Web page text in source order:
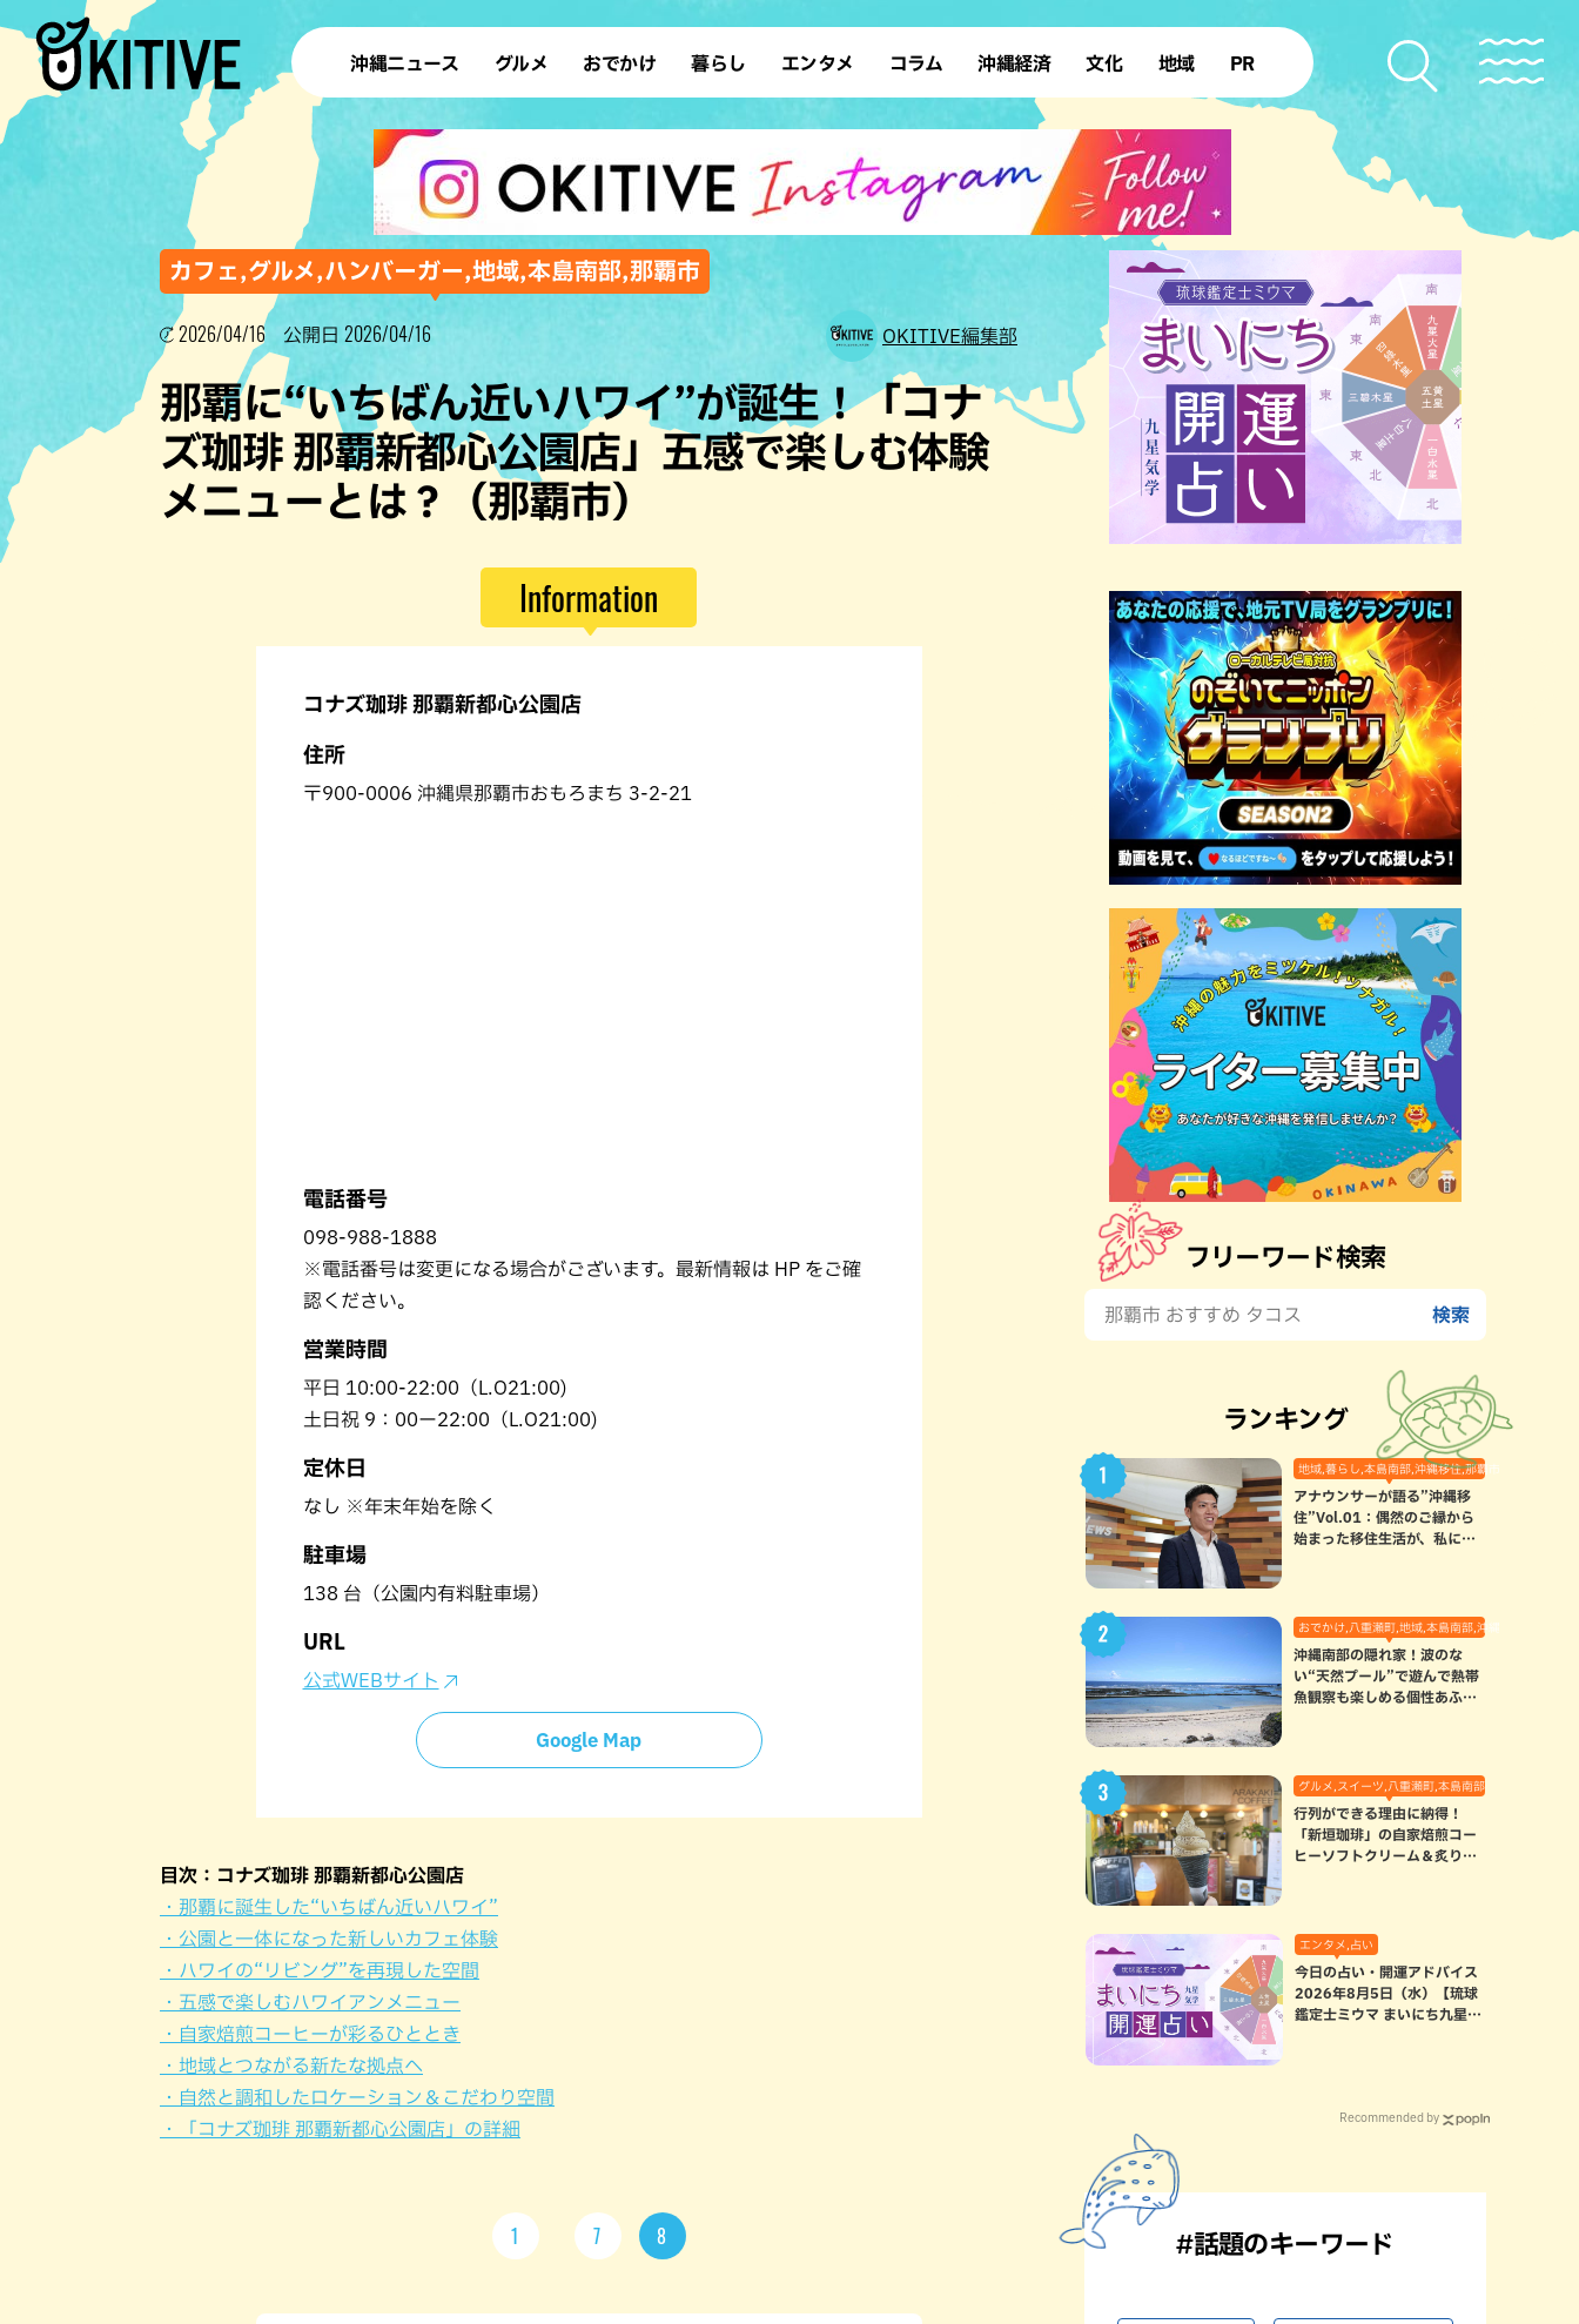
沖縄ニュース グルメ
ラーメン 沖縄そば
テイクアウト カフェ
すし・魚料理 和食・日本料理
沖縄料理 アジア・エスニック
イタリアン
ステーキ・焼肉 焼鳥・串料理
その他の肉料理 居酒屋・バー
ブッフェ・バイキング
ハンバーガー タコス・タコライス
おでかけ
デート ドライブ
散歩 ソロ活
歴史
アート
ホテル
サウナ 公園
沖縄の海
暮らし
レシピ SDGs
ファッション ローカルニュース
沖縄移住 沖縄旧暦行事
エンタメ
スポーツ 占い
タレント・芸人 テレビ
コラム 沖縄経済 文化
復帰50年
地域
本島北部 本島中部
本島南部 先島諸島
北部離島
PR
カフェ,グルメ,ハンバーガー,地域,本島南部,那覇市
2026/04/16 公開日 2026/04/16 OKITIVE編集部
那覇に“いちばん近いハワイ”が誕生！「コナ
ズ珈琲 那覇新都心公園店」五感で楽しむ体験
メニューとは？（那覇市）
Information
コナズ珈琲 那覇新都心公園店
住所
〒900-0006 沖縄県那覇市おもろまち 3-2-21
電話番号
098-988-1888
※電話番号は変更になる場合がございます。最新情報は HP をご確
認ください。
営業時間
平日 10:00-22:00（L.O21:00)
土日祝 9：00ー22:00（L.O21:00)
定休日
なし ※年末年始を除く
駐車場
138 台（公園内有料駐車場）
URL
公式WEBサイト
Google Map
目次：コナズ珈琲 那覇新都心公園店
・那覇に誕生した“いちばん近いハワイ”
・公園と一体になった新しいカフェ体験
・ハワイの“リビング”を再現した空間
・五感で楽しむハワイアンメニュー
・自家焙煎コーヒーが彩るひととき
・地域とつながる新たな拠点へ
・自然と調和したロケーション＆こだわり空間
・「コナズ珈琲 那覇新都心公園店」の詳細
1 7 8
フリーワード検索
ランキング
地域,暮らし,本島南部,沖縄移住,那覇市
アナウンサーが語る”沖縄移
住”Vol.01：偶然のご縁から
始まった移住生活が、私にと
おでかけ,八重瀬町,地域,本島南部,沖縄の海,自然
沖縄南部の隠れ家！波のな
い“天然プール”で遊んで熱帯
魚観察も楽しめる個性あふれ
グルメ,スイーツ,八重瀬町,本島南部
行列ができる理由に納得！
「新垣珈琲」の自家焙煎コー
ヒーソフトクリーム＆炙りマ
エンタメ,占い
今日の占い・開運アドバイス
2026年8月5日（水）【琉球
鑑定士ミウマ まいにち九星気
Recommended by
#話題のキーワード